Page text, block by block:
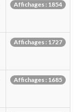
Affichages : 1854
Affichages : 1727
Affichages : 1685